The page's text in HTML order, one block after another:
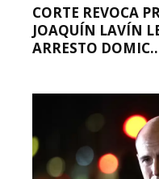
CORTE REVOCA
JOAQUÍN LAVÍN
ARRESTO